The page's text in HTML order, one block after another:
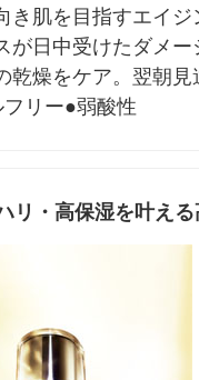
き肌を目指すエイ
が日中受けたダメ
乾燥をケア。翌朝
リー●弱酸性
リ・高保湿を叶え